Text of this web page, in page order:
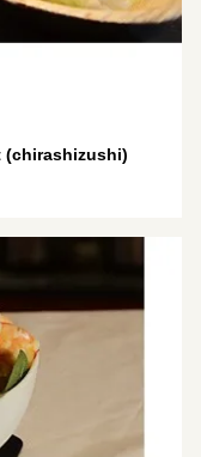
(chirashizushi)